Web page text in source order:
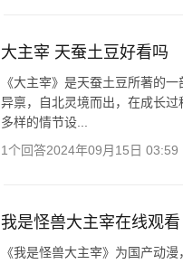
大主宰 天蚕土豆好看吗
《大主宰》是天蚕土豆所著的
异禀，自北灵境而出，在成长
多样的情节设...
1个回答2024年09月15日 03:59
我是怪兽大主宰在线观看
《我是怪兽大主宰》为国产动